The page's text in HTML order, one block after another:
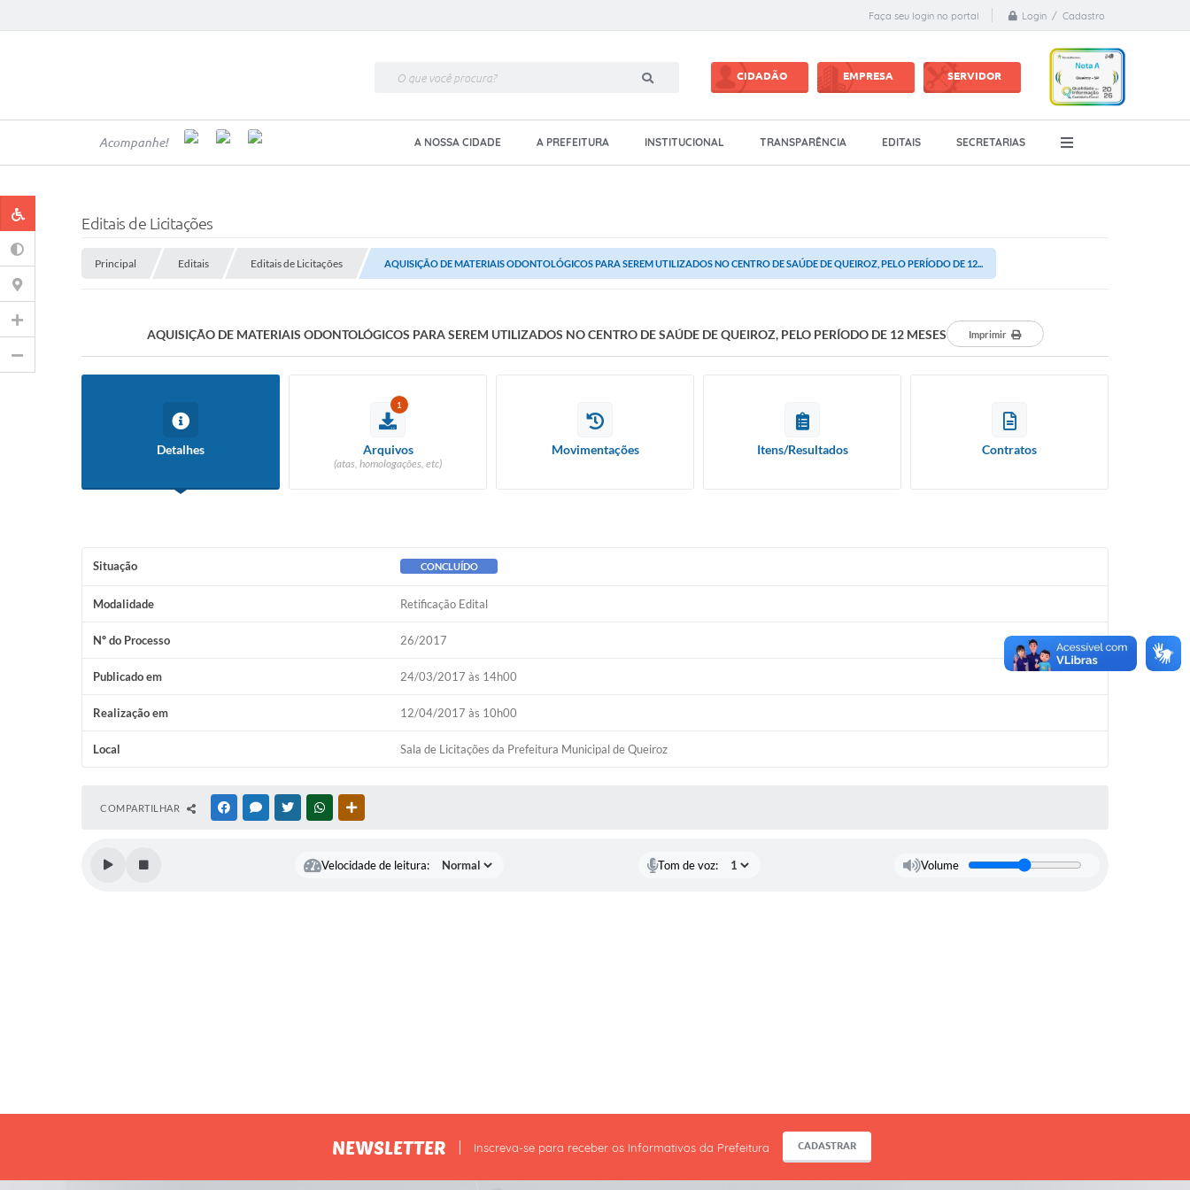
Faça seu login no portal Login / Cadastro
CIDADÃO EMPRESA SERVIDOR
Acompanhe! A NOSSA CIDADE A PREFEITURA INSTITUCIONAL TRANSPARÊNCIA EDITAIS SECRETARIAS
Editais de Licitações
Principal Editais Editais de Licitações AQUISIÇÃO DE MATERIAIS ODONTOLÓGICOS PARA SEREM UTILIZADOS NO CENTRO DE SAÚDE DE QUEIROZ, PELO PERÍODO DE 12...
AQUISIÇÃO DE MATERIAIS ODONTOLÓGICOS PARA SEREM UTILIZADOS NO CENTRO DE SAÚDE DE QUEIROZ, PELO PERÍODO DE 12 MESES Imprimir
Detalhes
1
Arquivos
(atas, homologações, etc)
Movimentações Itens/Resultados Contratos
Situação CONCLUÍDO
Modalidade Retificação Edital
Nº do Processo 26/2017
Publicado em 24/03/2017 às 14h00
Realização em 12/04/2017 às 10h00
Local Sala de Licitações da Prefeitura Municipal de Queiroz
COMPARTILHAR FACEBOOKMESSENGER
TWITTERWHATSAPP
Velocidade de leitura: Tom de voz: Volume
NEWSLETTER Inscreva-se para receber os Informativos da Prefeitura CADASTRAR